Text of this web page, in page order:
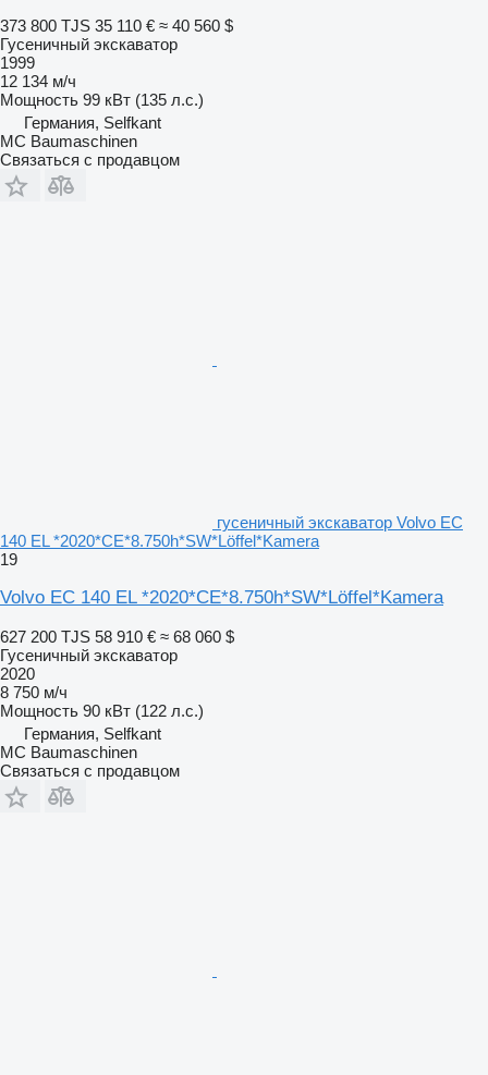
373 800 TJS 35 110 € ≈ 40 560 $
Гусеничный экскаватор
1999
12 134 м/ч
Мощность 99 кВт (135 л.с.)
Германия, Selfkant
MC Baumaschinen
Связаться с продавцом
гусеничный экскаватор Volvo EC
140 EL *2020*CE*8.750h*SW*Löffel*Kamera
19
Volvo EC 140 EL *2020*CE*8.750h*SW*Löffel*Kamera
627 200 TJS 58 910 € ≈ 68 060 $
Гусеничный экскаватор
2020
8 750 м/ч
Мощность 90 кВт (122 л.с.)
Германия, Selfkant
MC Baumaschinen
Связаться с продавцом